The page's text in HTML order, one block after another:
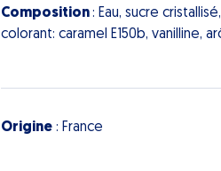
Composition: Eau, sucre
colorant: caramel E150b, vanilline,
Origine : France